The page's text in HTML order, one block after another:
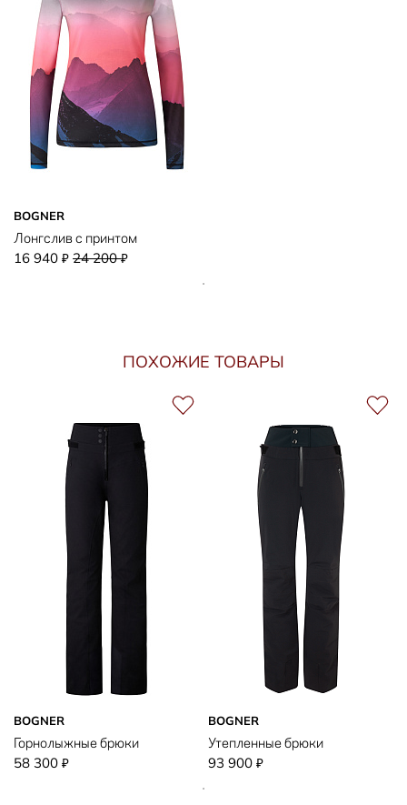
BOGNER
Лонгслив с принтом
16 940 ₽ 24 200₽
ПОХОЖИЕ ТОВАРЫ
BOGNER
Горнолыжные брюки
58 300 ₽
BOGNER
Утепленные брюки
93 900 ₽